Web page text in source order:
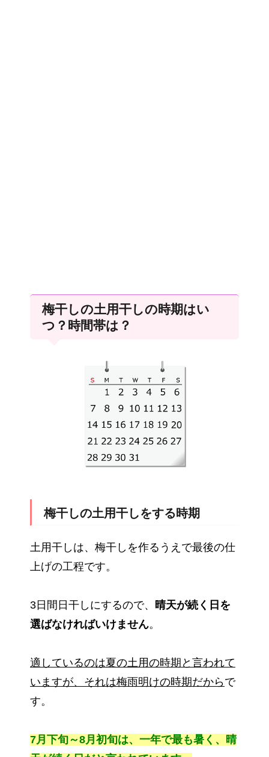
梅干しの土用干しの時期はい
つ？時間帯は？
梅干しの土用干しをする時期
土用干しは、梅干しを作るうえで最後の仕
上げの工程です。
3日間日干しにするので、 晴天が続く日を
選ばなければいけません。
適しているのは夏の土用の時期と言われて
いますが、それは梅雨明けの時期だからで
す。
7月下旬～8月初旬は、一年で最も暑く、晴